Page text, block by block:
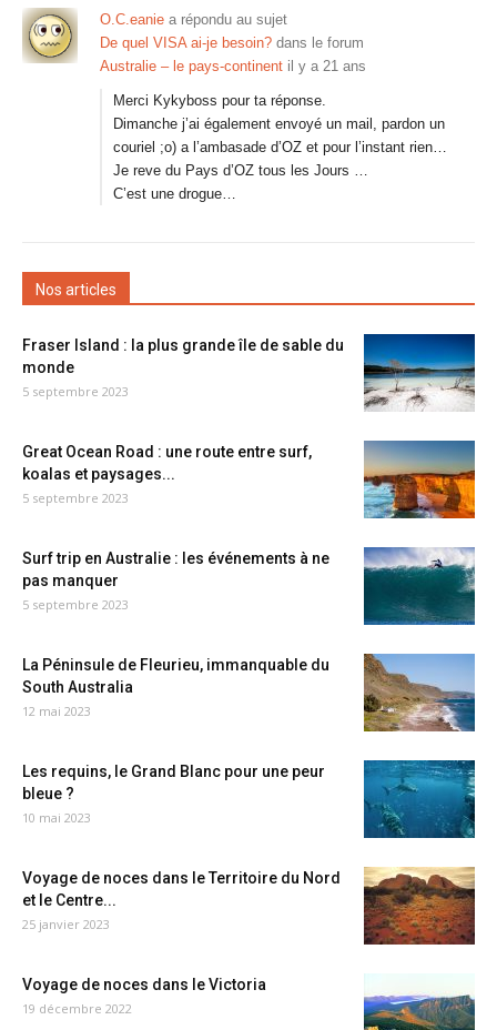
O.C.eanie a répondu au sujet
De quel VISA ai-je besoin? dans le forum
Australie – le pays-continent il y a 21 ans
Merci Kykyboss pour ta réponse.
Dimanche j’ai également envoyé un mail, pardon un
couriel ;o) a l’ambasade d’OZ et pour l’instant rien…
Je reve du Pays d’OZ tous les Jours …
C’est une drogue…
Nos articles
Fraser Island : la plus grande île de sable du
monde
5 septembre 2023
Great Ocean Road : une route entre surf,
koalas et paysages...
5 septembre 2023
Surf trip en Australie : les événements à ne
pas manquer
5 septembre 2023
La Péninsule de Fleurieu, immanquable du
South Australia
12 mai 2023
Les requins, le Grand Blanc pour une peur
bleue ?
10 mai 2023
Voyage de noces dans le Territoire du Nord
et le Centre...
25 janvier 2023
Voyage de noces dans le Victoria
19 décembre 2022